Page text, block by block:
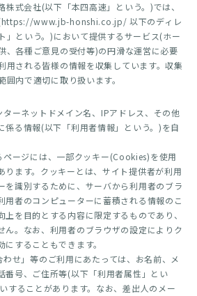
株式会社(以下「本四高速」という。)では、
www.jb-honshi.co.jp/ 以下のディレ
」という。)において提供するサービス(ホー
、各種ご意見の受付等)の円滑な運営に必要
用される皆様の情報を収集しています。収集
囲内で適切に取り扱います。
ーネットドメイン名、IPアドレス、その他
係る情報(以下「利用者情報」という。)を自
ージには、一部クッキー(Cookies)を使用
ります。クッキーとは、サイト提供者が利用
を識別するために、サーバから利用者のブラ
用者のコンピューターに蓄積される情報のこ
上を目的とする内容に限定するものであり、
ん。なお、利用者のブラウザの設定によりク
することもできます。
せ」等のご利用にあたっては、お名前、メ
番号、ご住所等(以下「利用者属性」とい
することがあります。なお、差出人のメー